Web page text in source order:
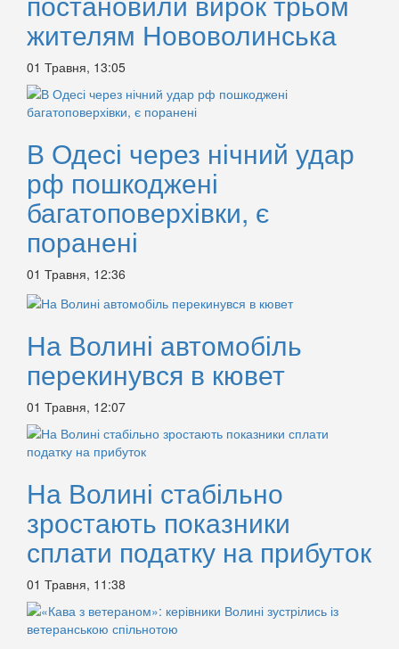
жителям Нововолинська
01 Травня, 13:05
В Одесі через нічний удар
рф пошкоджені
багатоповерхівки, є
поранені
01 Травня, 12:36
На Волині автомобіль
перекинувся в кювет
01 Травня, 12:07
На Волині стабільно
зростають показники
сплати податку на прибуток
01 Травня, 11:38